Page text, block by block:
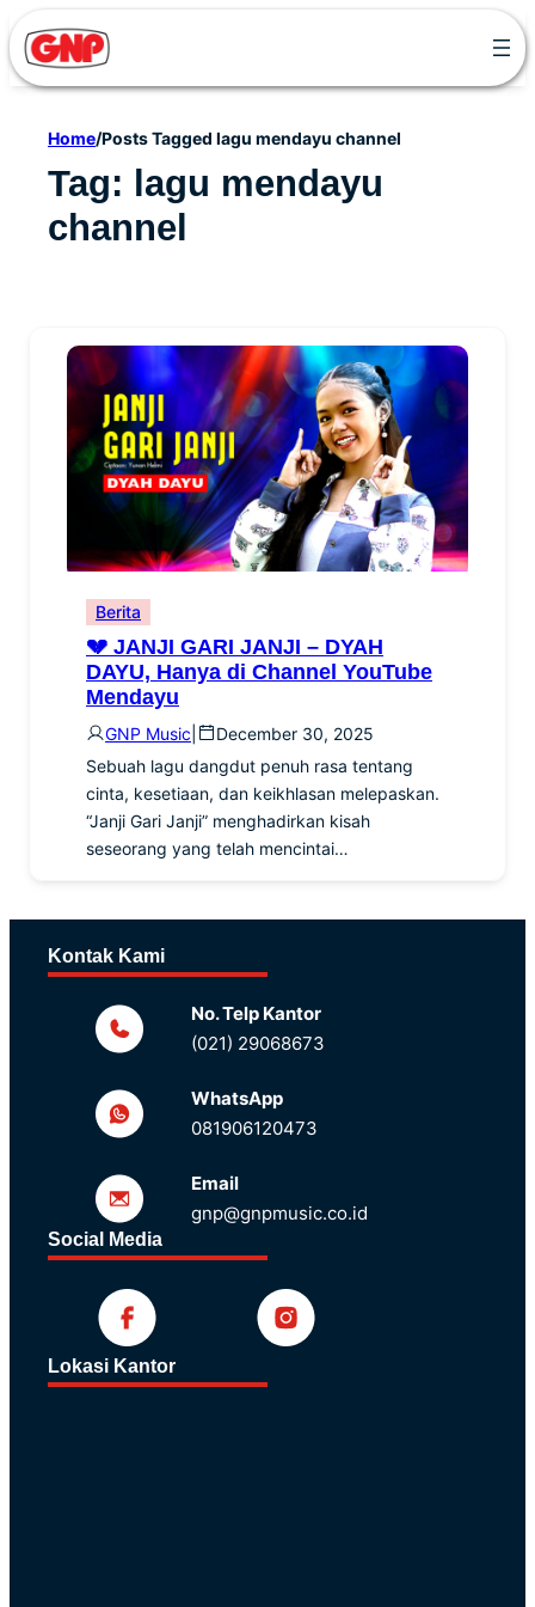
to
content
Home/Posts Tagged lagu mendayu channel
Tag: lagu mendayu
channel
Berita
💔 JANJI GARI JANJI – DYAH
DAYU, Hanya di Channel YouTube
Mendayu
GNP Music
December 30, 2025
Sebuah lagu dangdut penuh rasa tentang
cinta, kesetiaan, dan keikhlasan melepaskan.
“Janji Gari Janji” menghadirkan kisah
seseorang yang telah mencintai…
Kontak Kami
No. Telp Kantor
(021) 29068673
WhatsApp
081906120473
Email
gnp@gnpmusic.co.id
Social Media
Lokasi Kantor